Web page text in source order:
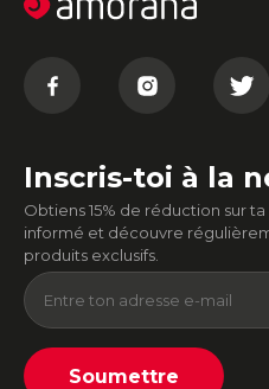
Inscris-toi à la
Obtiens 15% de réduction sur
informé et découvre
produits exclusifs.
Soumettre